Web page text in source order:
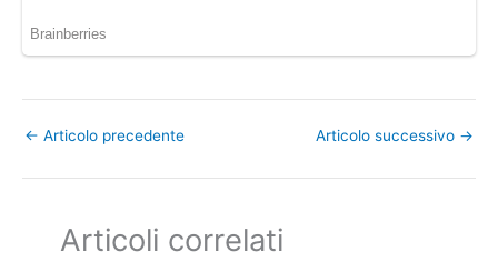
← Articolo precedente Articolo successivo →
Articoli correlati